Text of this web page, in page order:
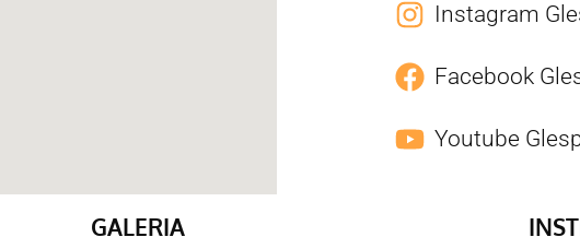
Instagram
Facebook
Youtube
GALERIA